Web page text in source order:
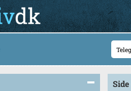
Side